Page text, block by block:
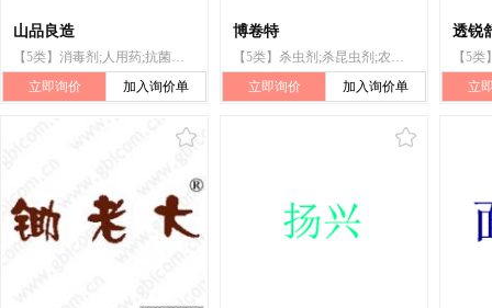
山品良造
【5类】消毒剂;人用药;抗菌洗手液;净化剂;杀虫剂;蚊香;防蛀剂;杀螨剂;婴儿尿裤
立即询价
加入询价单
博卷特
【5类】杀虫剂;杀昆虫剂;农业用杀菌剂;灭鼠剂;驱昆虫剂;除草剂;杀螨剂;防蛀剂;灭蝇剂;卫生球
立即询价
加入询价单
透锐
立